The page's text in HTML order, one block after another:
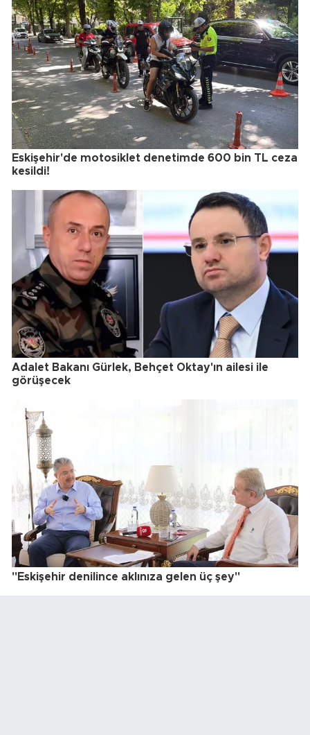
Eskişehir'de motosiklet denetimde 600 bin TL ceza
kesildi!
Adalet Bakanı Gürlek, Behçet Oktay'ın ailesi ile
görüşecek
"Eskişehir denilince aklınıza gelen üç şey"